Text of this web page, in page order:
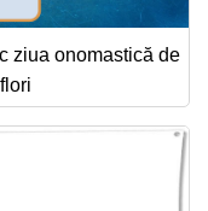
ziua onomastică de